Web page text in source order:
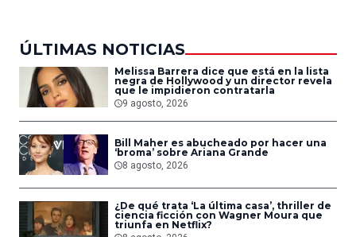
ÚLTIMAS NOTICIAS
Melissa Barrera dice que está en la lista
negra de Hollywood y un director revela
que le impidieron contratarla
9 agosto, 2026
Bill Maher es abucheado por hacer una
‘broma’ sobre Ariana Grande
8 agosto, 2026
¿De qué trata ‘La última casa’, thriller de
ciencia ficción con Wagner Moura que
triunfa en Netflix?